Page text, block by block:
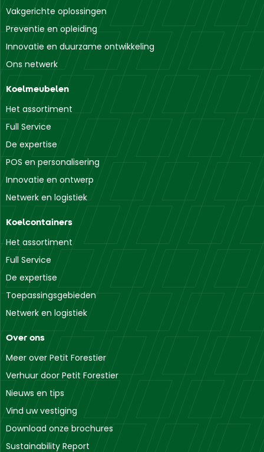
Vakgerichte oplossingen
Preventie en opleiding
Innovatie en duurzame ontwikkeling
Ons netwerk
Koelmeubelen
Het assortiment
Full Service
De expertise
POS en personalisering
Innovatie en ontwerp
Netwerk en logistiek
Koelcontainers
Het assortiment
Full Service
De expertise
Toepassingsgebieden
Netwerk en logistiek
Over ons
Meer over Petit Forestier
Verhuur door Petit Forestier
Nieuws en tips
Vind uw vestiging
Download onze brochures
Sustainability Report